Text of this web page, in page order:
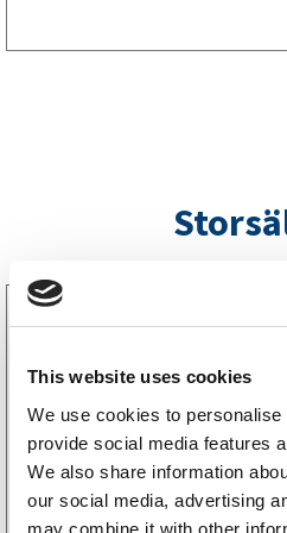
This website uses cookies
We use cookies to
provide social media features
We also share information
our social media, advertising
may combine it with other
238 kr (190kr exkl. moms)
Köp